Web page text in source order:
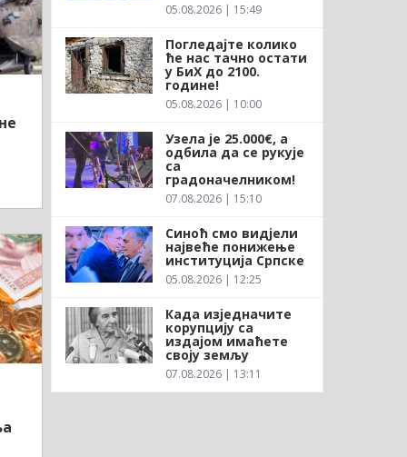
05.08.2026 | 15:49
Погледајте колико
ће нас тачно остати
у БиХ до 2100.
године!
05.08.2026 | 10:00
Узела је 25.000€, а
одбила да се рукује
са
градоначелником!
07.08.2026 | 15:10
Синоћ смо видјели
највеће понижење
институција Српске
05.08.2026 | 12:25
Када изједначите
корупцију са
издајом имаћете
своју земљу
07.08.2026 | 13:11